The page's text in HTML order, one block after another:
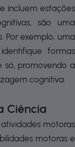
incluem estações
são uma
Por exemplo, uma
formas
promovendo a
cognitiva.
Ciência
motoras
motoras e